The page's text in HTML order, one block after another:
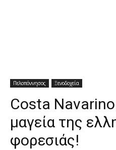
Πελοπόννησος Ξενοδοχεία
Costa
μαγεία της
φορεσιάς!